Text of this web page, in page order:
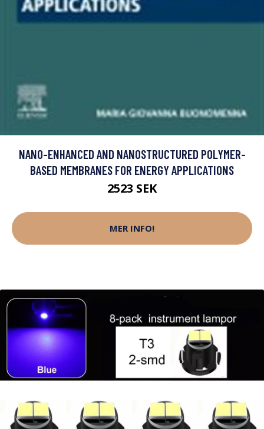
NANO-ENHANCED AND NANOSTRUCTURED POLYMER-
BASED MEMBRANES FOR ENERGY APPLICATIONS
2523 SEK
MER INFO!